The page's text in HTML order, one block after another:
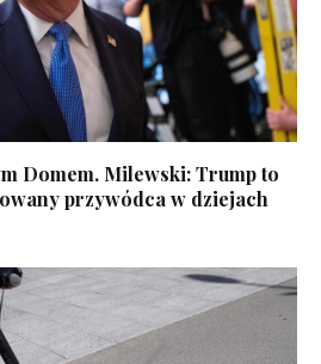
Domem. Milewski: Trump to
przywódca w dziejach